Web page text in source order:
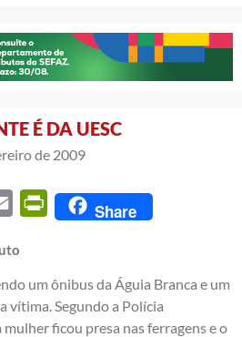
É DA UESC
de 2009
Email PrintFriendly
Share
um ônibus da Águia Branca e um
vítima. Segundo a Polícia
ficou presa nas ferragens e o